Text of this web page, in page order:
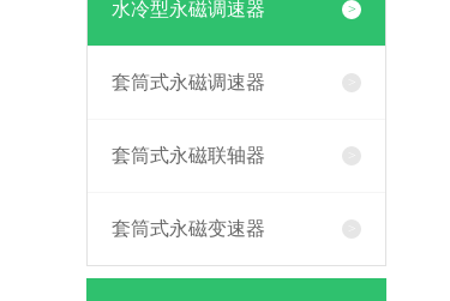
水冷型永磁调速器
套筒式永磁调速器
套筒式永磁联轴器
套筒式永磁变速器